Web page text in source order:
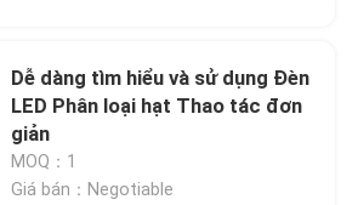
Dễ dàng tìm hiểu và sử dụng Đèn
LED Phân loại hạt Thao tác đơn
giản
MOQ：1
Giá bán：Negotiable